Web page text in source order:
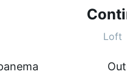
perfeitamente com
Jardim Nova Ipanema,
você, com Imóveis
Loft